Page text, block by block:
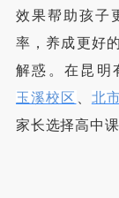
效果帮助孩子
率，养成更好
解惑。在昆明
玉溪校区
北
家长选择高中